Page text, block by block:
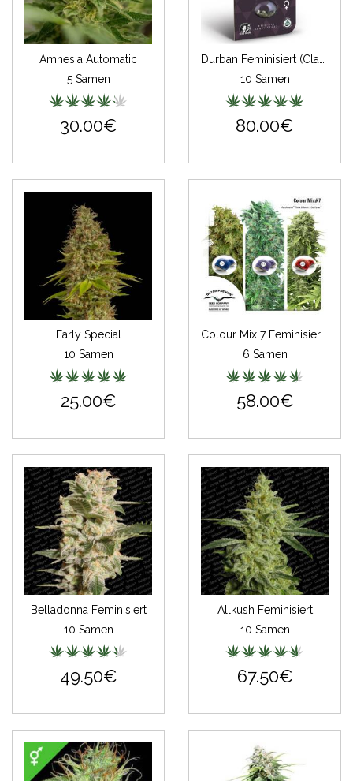
Amnesia Automatic
5 Samen
30.00€
10 Samen
80.00€
Early Special
10 Samen
25.00€
6 Samen
58.00€
Belladonna Feminisiert
10 Samen
49.50€
Allkush Feminisiert
10 Samen
67.50€